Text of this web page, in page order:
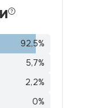
92,5%
5,7%
2,2%
0%